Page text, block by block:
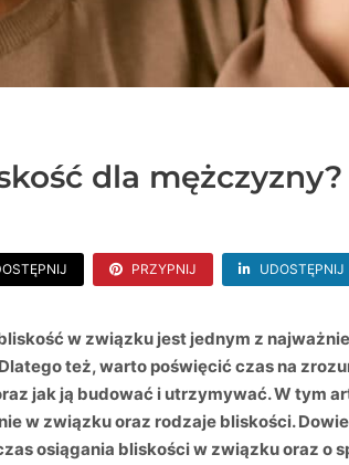
dla mężczyzny?
PRZYPNIJ UDOSTĘPNIJ
w związku jest jednym z
też, warto poświęcić czas na
jak ją budować i utrzymywać. W tym
w związku oraz rodzaje bliskości.
osiągania bliskości w związku oraz o